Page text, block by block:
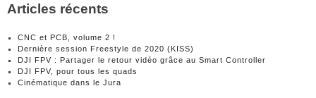
Articles récents
CNC et PCB, volume 2 !
Dernière session Freestyle de 2020 (KISS)
DJI FPV : Partager le retour vidéo grâce au Smart Controller
DJI FPV, pour tous les quads
Cinématique dans le Jura